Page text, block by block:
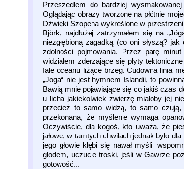
Przeszedłem do bardziej
Oglądając obrazy tworzone na płótnie
Dźwięki Szopena wykreślone w
Björk, najdłużej zatrzymałem się na
niezgłębioną zagadką (co oni słyszą?
zdolności pojmowania. Przez parę minut
widziałem zderzające się płyty
fale oceanu liżące brzeg. Cudowna linia
„Joga“ nie jest hymnem Islandii, to
Bawią mnie pojawiające się co jakiś czas
u licha jakiekolwiek zwierzę miałoby jej
przecież to samo widzą, to samo
przekonana, że myślenie wymaga
Oczywiście, dla kogoś, kto uważa, że
jałowe, w tamtych chwilach jednak było
jego głowie kłębi się nawał myśli:
głodem, uczucie troski, jeśli w Gawrze
gotowość...